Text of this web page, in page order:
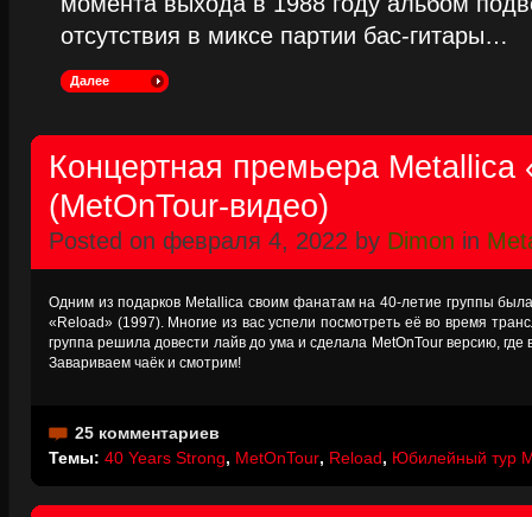
отсутствия в миксе партии бас-гитары…
Далее
Концертная премьера Metallica
(MetOnTour-видео)
Posted on февраля 4, 2022 by Dimon in
Одним из подарков Metallica своим фанатам на 40-летие группы
«Reload» (1997). Многие из вас успели посмотреть её во время
группа решила довести лайв до ума и сделала MetOnTour версию,
Завариваем чаёк и смотрим!
25 комментариев
Темы: 40 Years Strong, MetOnTour, Reload, Юбилейный тур